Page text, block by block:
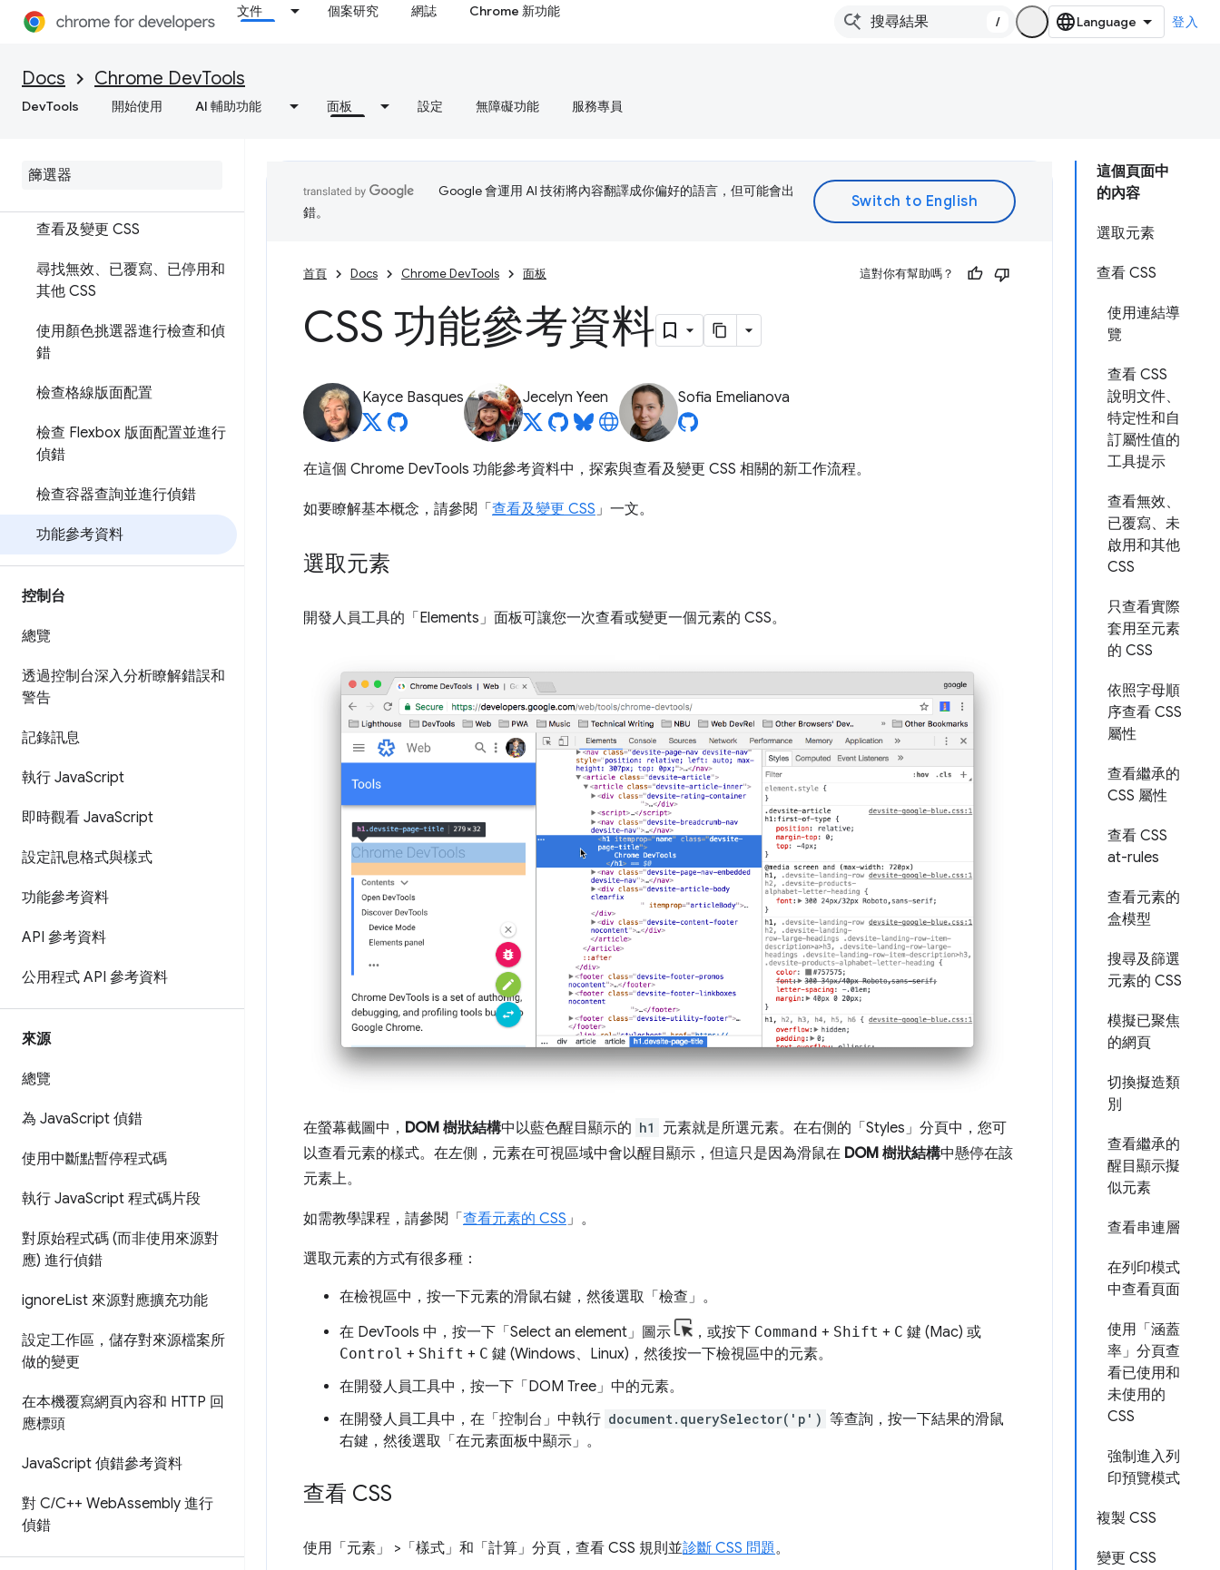
文件 個案研究 網誌 Chrome 新功能
/ 登入
Docs Chrome DevTools
DevTools 開始使用 AI 輔助功能 面板 設定 無障礙功能 服務專員
元素
總覽
查看及變更 CSS
尋找無效、已覆寫、已停用和
其他 CSS
使用顏色挑選器進行檢查和偵
錯
檢查格線版面配置
檢查 Flexbox 版面配置並進行
偵錯
檢查容器查詢並進行偵錯
功能參考資料
控制台
總覽
透過控制台深入分析瞭解錯誤和
警告
記錄訊息
執行 JavaScript
即時觀看 JavaScript
設定訊息格式與樣式
功能參考資料
API 參考資料
公用程式 API 參考資料
來源
總覽
為 JavaScript 偵錯
使用中斷點暫停程式碼
執行 JavaScript 程式碼片段
對原始程式碼 (而非使用來源對
應) 進行偵錯
ignoreList 來源對應擴充功能
設定工作區，儲存對來源檔案所
做的變更
在本機覆寫網頁內容和 HTTP 回
應標頭
JavaScript 偵錯參考資料
對 C/C++ WebAssembly 進行
偵錯
這個頁面中
的內容
選取元素
查看 CSS
使用連結導
覽
查看 CSS
說明文件、
特定性和自
訂屬性值的
工具提示
查看無效、
已覆寫、未
啟用和其他
CSS
只查看實際
套用至元素
的 CSS
依照字母順
序查看 CSS
屬性
查看繼承的
CSS 屬性
查看 CSS
at-rules
查看元素的
盒模型
搜尋及篩選
元素的 CSS
模擬已聚焦
的網頁
切換擬造類
別
查看繼承的
醒目顯示擬
似元素
查看串連層
在列印模式
中查看頁面
使用「涵蓋
率」分頁查
看已使用和
未使用的
CSS
強制進入列
印預覽模式
複製 CSS
變更 CSS
Google 會運用 AI 技術將內容翻譯成你偏好的語言，但可能會出
錯。
首頁 Docs Chrome DevTools 面板 這對你有幫助嗎？
CSS 功能參考資料
Kayce Basques Jecelyn Yeen Sofia Emelianova
在這個 Chrome DevTools 功能參考資料中，探索與查看及變更 CSS 相關的新工作流程。
如要瞭解基本概念，請參閱「 查看及變更 CSS」一文。
選取元素
開發人員工具的「Elements」 面板可讓您一次查看或變更一個元素的 CSS。
在螢幕截圖中， DOM 樹狀結構中以藍色醒目顯示的 h1 元素就是所選元素。在右側的「Styles」 分頁中，您可
以查看元素的樣式。在左側，元素在可視區域中會以醒目顯示，但這只是因為滑鼠在 DOM 樹狀結構中懸停在該
元素上。
如需教學課程，請參閱「 查看元素的 CSS」。
選取元素的方式有很多種：
在檢視區中，按一下元素的滑鼠右鍵，然後選取「檢查」 。
在 DevTools 中，按一下「Select an element」 圖示 ，或按下 Command + Shift + C 鍵 (Mac) 或
Control + Shift + C 鍵 (Windows、Linux)，然後按一下檢視區中的元素。
在開發人員工具中，按一下「DOM Tree」 中的元素。
在開發人員工具中，在「控制台」 中執行 document.querySelector('p') 等查詢，按一下結果的滑鼠
右鍵，然後選取「在元素面板中顯示」 。
查看 CSS
使用「元素」 >「樣式」 和「計算」 分頁，查看 CSS 規則並診斷 CSS 問題。